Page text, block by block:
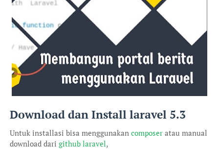
Download dan Install laravel 5.3
Untuk installasi bisa menggunakan composer atau manual
download dari github laravel,